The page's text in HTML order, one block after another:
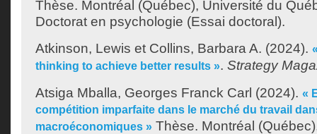
Thèse. Montréal (Québec), Université du
Doctorat en psychologie (Essai doctoral).
Atkinson, Lewis et Collins, Barbara A. (2024).
thinking to achieve better results ». Strategy
Atsiga Mballa, Georges Franck Carl (2024). «
compétition imparfaite dans le marché du travail
macroéconomiques » Thèse. Montréal